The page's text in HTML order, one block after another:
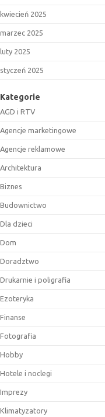
kwiecień 2025
marzec 2025
luty 2025
styczeń 2025
Kategorie
AGD i RTV
Agencje marketingowe
Agencje reklamowe
Architektura
Biznes
Budownictwo
Dla dzieci
Dom
Doradztwo
Drukarnie i poligrafia
Ezoteryka
Finanse
Fotografia
Hobby
Hotele i noclegi
Imprezy
Klimatyzatory